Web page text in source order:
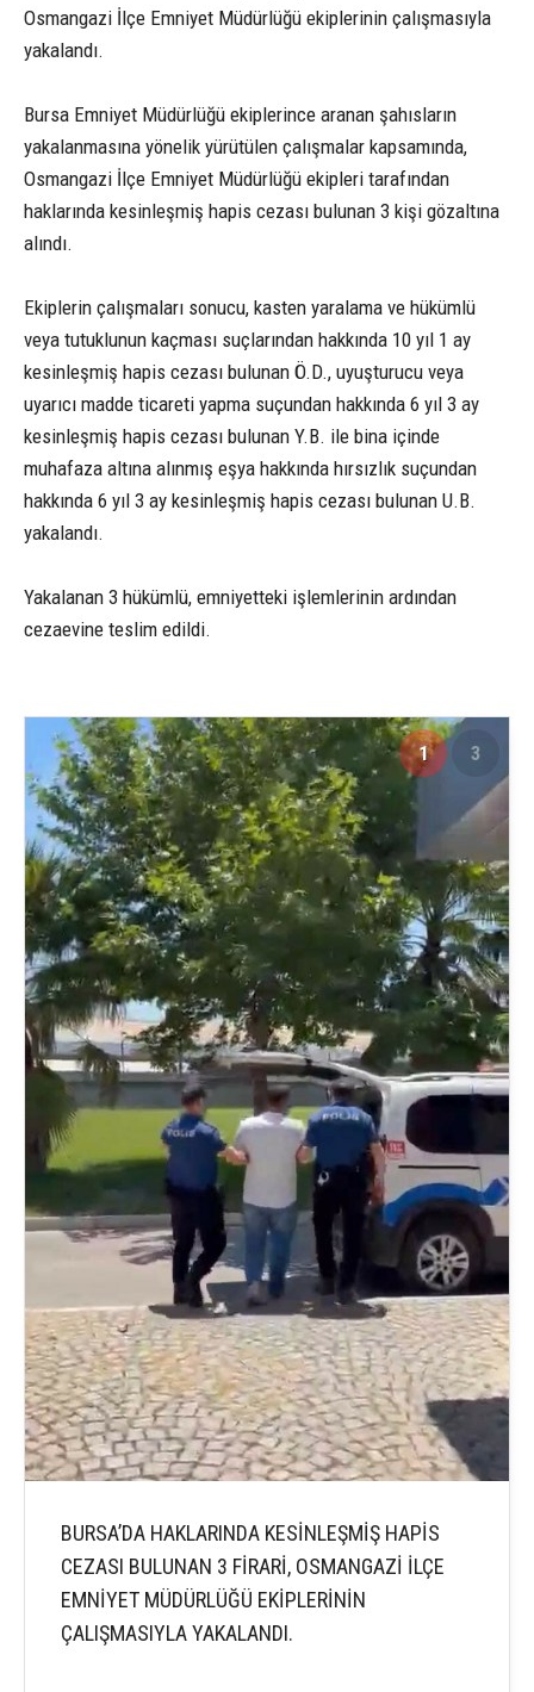
Osmangazi İlçe Emniyet Müdürlüğü ekiplerinin çalışmasıyla
yakalandı.
Bursa Emniyet Müdürlüğü ekiplerince aranan şahısların
yakalanmasına yönelik yürütülen çalışmalar kapsamında,
Osmangazi İlçe Emniyet Müdürlüğü ekipleri tarafından
haklarında kesinleşmiş hapis cezası bulunan 3 kişi gözaltına
alındı.
Ekiplerin çalışmaları sonucu, kasten yaralama ve hükümlü
veya tutuklunun kaçması suçlarından hakkında 10 yıl 1 ay
kesinleşmiş hapis cezası bulunan Ö.D., uyuşturucu veya
uyarıcı madde ticareti yapma suçundan hakkında 6 yıl 3 ay
kesinleşmiş hapis cezası bulunan Y.B. ile bina içinde
muhafaza altına alınmış eşya hakkında hırsızlık suçundan
hakkında 6 yıl 3 ay kesinleşmiş hapis cezası bulunan U.B.
yakalandı.
Yakalanan 3 hükümlü, emniyetteki işlemlerinin ardından
cezaevine teslim edildi.
1 3
BURSA’DA HAKLARINDA KESİNLEŞMİŞ HAPİS
CEZASI BULUNAN 3 FİRARİ, OSMANGAZİ İLÇE
EMNİYET MÜDÜRLÜĞÜ EKİPLERİNİN
ÇALIŞMASIYLA YAKALANDI.